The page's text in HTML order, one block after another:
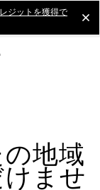
ジットを獲得で
地域
ませ